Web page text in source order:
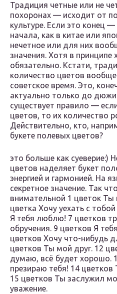
Традиция четные или не
похоронах — исходит от
культуре. Если это конец
начала, как в китае или
нечетное или для них
значения. Хотя в принципе
обязательно. Кстати,
количество цветов
советское время. Это,
актуально только до
существует правило —
цветов, то их количество
Действительно, кто,
букете полевых цветов?
это больше как суеверие:)
цветов наделяет букет
энергией и гармонией. На
секретное значение. Так
внимательной 1 цветок Ты
цветка Хочу уехать с
Я тебя люблю! 7 цветков
обручения. 9 цветков Я
цветков Хочу что-нибудь
цветков Ты мой друг. 12
думаю, всё будет хорошо.
презираю тебя! 14 цветков
15 цветков Ты заслужил
уважение.